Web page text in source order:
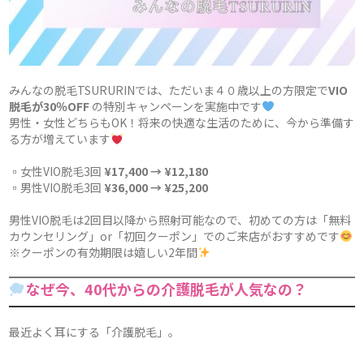
みんなの脱毛TSURURINでは、ただいま４０歳以上の方限定でVIO
脱毛が30％OFF の特別キャンペーンを実施中です
男性・女性どちらもOK！将来の快適な生活のために、今から準備す
る方が増えています
▫女性VIO脱毛3回 ¥17,400 → ¥12,180
▫男性VIO脱毛3回 ¥36,000 → ¥25,200
男性VIO脱毛は2回目以降から照射可能なので、初めての方は「無料
カウンセリング」or「初回クーポン」でのご来店がおすすめです
※クーポンの有効期限は嬉しい2年間
なぜ今、40代からの介護脱毛が人気なの？
最近よく耳にする「介護脱毛」。